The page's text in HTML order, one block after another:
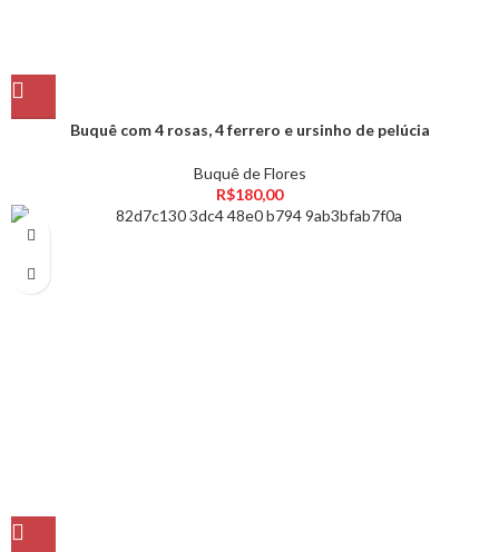
Buquê com 4 rosas, 4 ferrero e ursinho de pelúcia
Buquê de Flores
R$180,00